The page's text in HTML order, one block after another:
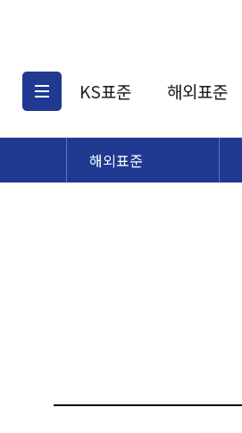
KS표준
KS표준검색
해외표준
해외표준검색
해외표준